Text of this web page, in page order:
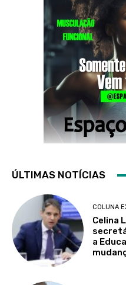
ÚLTIMAS NOTÍCIAS
COLUNA
Celina
a